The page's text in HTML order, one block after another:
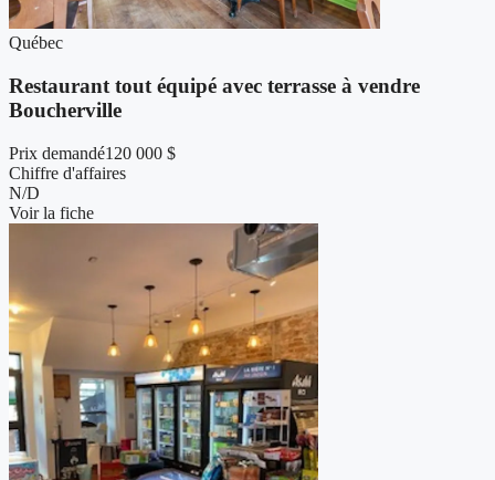
Québec
Restaurant tout équipé avec terrasse à vendre
Boucherville
Prix demandé120 000 $
Chiffre d'affaires
N/D
Voir la fiche